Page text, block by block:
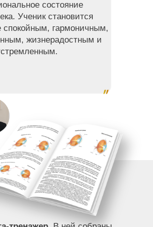
состояние
Ученик становится
спокойным, гармоничным,
жизнерадостным и